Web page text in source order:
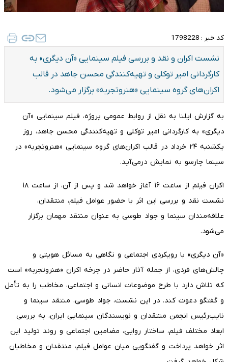
کد خبر : 1798228
نشست اکران و نقد و بررسی فیلم سینمایی «آن دیگری» به
کارگردانی امیر توکلی و تهیه‌کنندگی محسن جاهد در قالب
اکران‌های گروه سینمایی «هنروتجربه» برگزار می‌شود.
به گزارش ایلنا به نقل از روابط عمومی پروژه، فیلم سینمایی «آن
دیگری» به کارگردانی امیر توکلی و تهیه‌کنندگی محسن جاهد، روز
یکشنبه ۲۴ خرداد در قالب اکران‌های گروه سینمایی «هنروتجربه» در
سینما چارسو به نمایش درمی‌آید.
اکران فیلم از ساعت ۱۶ آغاز خواهد شد و پس از آن، از ساعت ۱۸
نشست نقد و بررسی این اثر با حضور عوامل فیلم، منتقدان،
علاقه‌مندان سینما و جواد طوسی به عنوان منتقد مهمان برگزار
می‌شود.
«آن دیگری» با رویکردی اجتماعی و نگاهی به مسائل هویتی و
چالش‌های فردی، از جمله آثار حاضر در چرخه اکران «هنروتجربه» است
که تلاش دارد با طرح موضوعات انسانی و اجتماعی، مخاطب را به تأمل
و گفتگو دعوت کند. در این نشست، جواد طوسی، منتقد سینما و
نایب‌رئیس انجمن منتقدان و نویسندگان سینمایی ایران، به بررسی
ابعاد مختلف فیلم، ساختار روایی، مضامین اجتماعی و روند تولید این
اثر خواهد پرداخت و گفتگویی میان عوامل فیلم، منتقدان و مخاطبان